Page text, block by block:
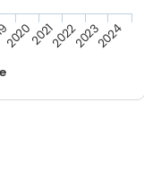
20202021202220232024